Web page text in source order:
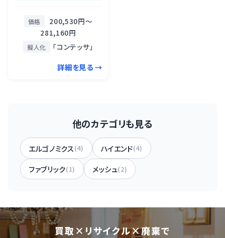
価格
200,530円〜
281,160円
擬人化 「コンテッサ」
詳細を見る →
他のカテゴリも見る
エルゴノミクス(4) ハイエンド(4)
ファブリック(1) メッシュ(2)
買取×リサイクル×廃棄で